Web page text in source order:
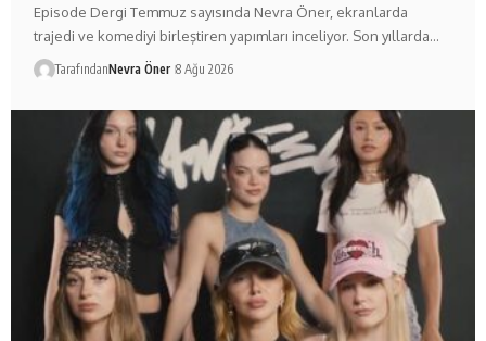
Episode Dergi Temmuz sayısında Nevra Öner, ekranlarda
trajedi ve komediyi birleştiren yapımları inceliyor. Son yıllarda…
TarafındanNevra Öner 8 Ağu 2026